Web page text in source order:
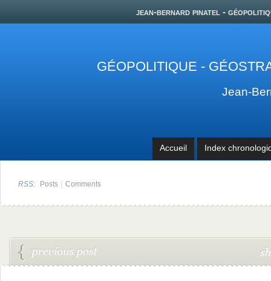
jean-bernard pinatel -
GÉOPOLITIQUE -
Jean-
Accueil Index
RSS: Posts | Comments